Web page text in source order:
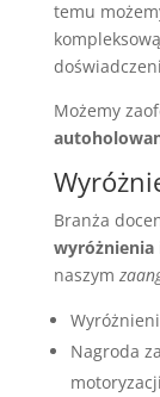
temu
Możemy
Branża
wyróżnienia
naszym
Nagroda
motoryzacji